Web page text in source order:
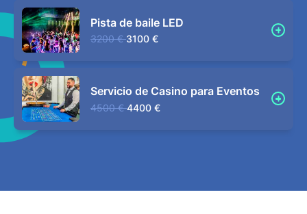
Pista de baile LED
3200 € 3100 €
Servicio de Casino para Eventos
4500 € 4400 €